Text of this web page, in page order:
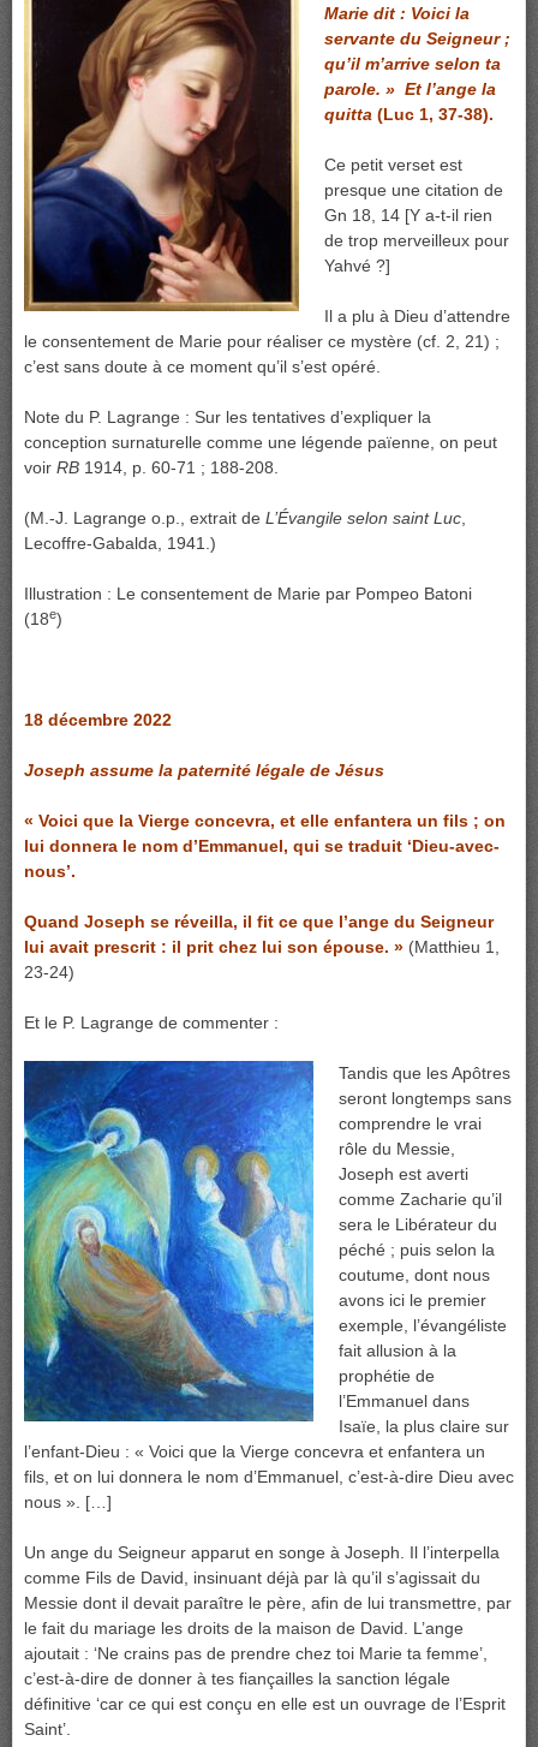
Marie dit : Voici la
servante du Seigneur ;
qu’il m’arrive selon ta
parole. » Et l’ange la
quitta (Luc 1, 37-38).
Ce petit verset est
presque une citation de
Gn 18, 14 [Y a-t-il rien
de trop merveilleux pour
Yahvé ?]
Il a plu à Dieu d’attendre
le consentement de Marie pour réaliser ce mystère (cf. 2, 21) ;
c’est sans doute à ce moment qu’il s’est opéré.
Note du P. Lagrange : Sur les tentatives d’expliquer la
conception surnaturelle comme une légende païenne, on peut
voir RB 1914, p. 60-71 ; 188-208.
(M.-J. Lagrange o.p., extrait de L’Évangile selon saint Luc,
Lecoffre-Gabalda, 1941.)
Illustration : Le consentement de Marie par Pompeo Batoni
(18e)
18 décembre 2022
Joseph assume la paternité légale de Jésus
« Voici que la Vierge concevra, et elle enfantera un fils ; on
lui donnera le nom d’Emmanuel, qui se traduit ‘Dieu-avec-
nous’.
Quand Joseph se réveilla, il fit ce que l’ange du Seigneur
lui avait prescrit : il prit chez lui son épouse. » (Matthieu 1,
23-24)
Et le P. Lagrange de commenter :
Tandis que les Apôtres
seront longtemps sans
comprendre le vrai
rôle du Messie,
Joseph est averti
comme Zacharie qu’il
sera le Libérateur du
péché ; puis selon la
coutume, dont nous
avons ici le premier
exemple, l’évangéliste
fait allusion à la
prophétie de
l’Emmanuel dans
Isaïe, la plus claire sur
l’enfant-Dieu : « Voici que la Vierge concevra et enfantera un
fils, et on lui donnera le nom d’Emmanuel, c’est-à-dire Dieu avec
nous ». […]
Un ange du Seigneur apparut en songe à Joseph. Il l’interpella
comme Fils de David, insinuant déjà par là qu’il s’agissait du
Messie dont il devait paraître le père, afin de lui transmettre, par
le fait du mariage les droits de la maison de David. L’ange
ajoutait : ‘Ne crains pas de prendre chez toi Marie ta femme’,
c’est-à-dire de donner à tes fiançailles la sanction légale
définitive ‘car ce qui est conçu en elle est un ouvrage de l’Esprit
Saint’.